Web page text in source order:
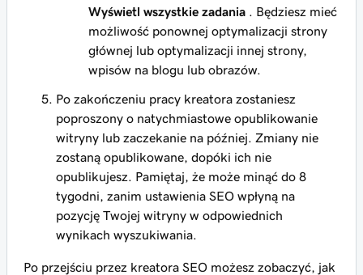
Wyświetl wszystkie zadania . Będziesz mieć
możliwość ponownej optymalizacji strony
głównej lub optymalizacji innej strony,
wpisów na blogu lub obrazów.
Po zakończeniu pracy kreatora zostaniesz
poproszony o natychmiastowe opublikowanie
witryny lub zaczekanie na później. Zmiany nie
zostaną opublikowane, dopóki ich nie
opublikujesz. Pamiętaj, że może minąć do 8
tygodni, zanim ustawienia SEO wpłyną na
pozycję Twojej witryny w odpowiednich
wynikach wyszukiwania.
Po przejściu przez kreatora SEO możesz zobaczyć, jak